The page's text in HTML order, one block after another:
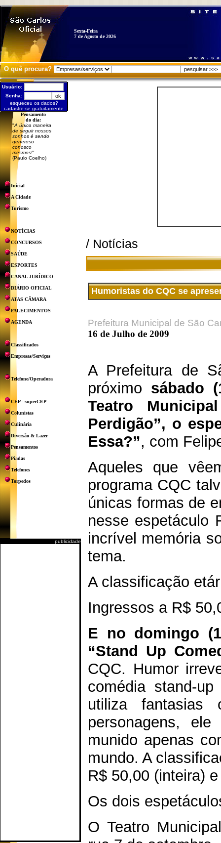
Sexta-Feira
7 de Agosto de 2026
O quê procura?
Usuário:
Senha:
esqueceu os dados?
cadastre-se gratuitamente
Pensamento
do dia:
"A única maneira
de seguir nossos
sonhos é sendo
generoso
conosco
mesmos!"
(Paulo Coelho)
Inicial
A Cidade
Turismo
NOTÍCIAS
CONCURSOS
SAÚDE
ESPORTES
CANAL JURÍDICO
DIÁRIO OFICIAL
ATAS CÂMARA
FALECIMENTOS
AGENDA
Classificados
Empresas/Serviços
Telefone/Operadora
CEP - superCEP
Colunistas
Culinária
Diversão & Lazer
Pensamentos
Piadas
Telefones
Torpedos
publicidade
/ Notícias
Humoristas do CQC se
Prefeitura Municipal de São
16 de Julho de 2009
A Prefeitura de
próximo sábado
Teatro
Perdigão”, o
Essa?”, com
Aqueles que
programa CQC
únicas formas de
nesse espetáculo
incrível memória
tema.
A classificação
Ingressos a R$
E no domingo
“Stand Up
CQC. Humor
comédia stand-
utiliza fantasias
personagens,
munido apenas
mundo. A
R$ 50,00 (inteira)
Os dois
O Teatro